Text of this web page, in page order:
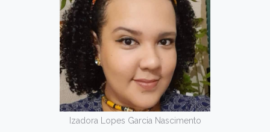
Izadora Lopes Garcia Nascimento